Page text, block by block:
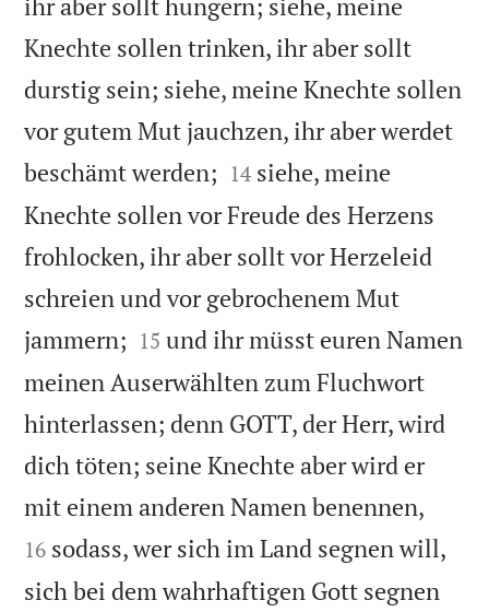
Knechte sollen trinken, ihr aber sollt
durstig sein; siehe, meine Knechte sollen
vor gutem Mut jauchzen, ihr aber werdet
beschämt werden; 

14 siehe, meine
Knechte sollen vor Freude des Herzens
frohlocken, ihr aber sollt vor Herzeleid
schreien und vor gebrochenem Mut
jammern; 

15 und ihr müsst euren Namen
meinen Auserwählten zum Fluchwort
hinterlassen; denn GOTT, der Herr, wird
dich töten; seine Knechte aber wird er
mit einem anderen Namen benennen,
16 sodass, wer sich im Land segnen will,
sich bei dem wahrhaftigen Gott segnen